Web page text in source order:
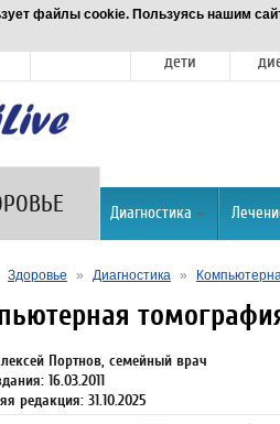
файлы cookie. Пользуясь нашим
дети
Диагностика
Здоровье » Диагностика »
Портнов, семейный врач
16.03.2011
редакция: 31.10.2025